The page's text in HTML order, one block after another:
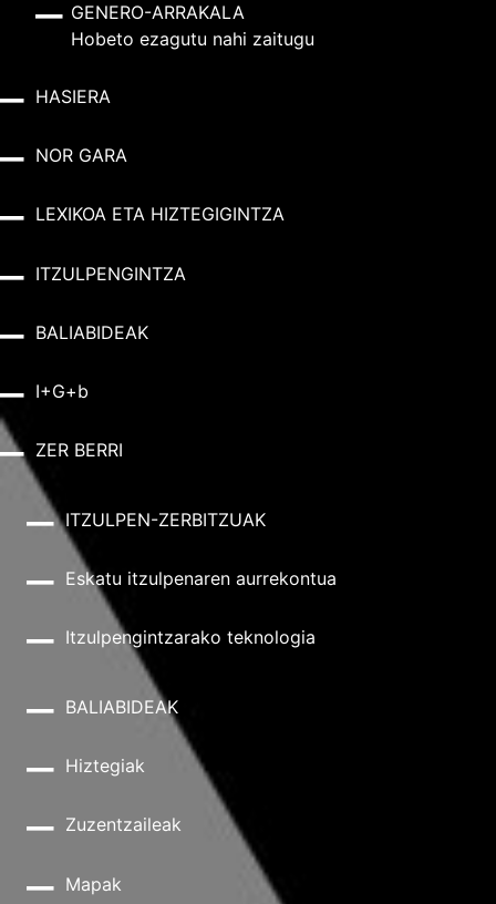
GENERO-ARRAKALA
Hobeto ezagutu nahi zaitugu
HASIERA
NOR GARA
LEXIKOA ETA HIZTEGIGINTZA
ITZULPENGINTZA
BALIABIDEAK
I+G+b
ZER BERRI
ITZULPEN-ZERBITZUAK
Eskatu itzulpenaren aurrekontua
Itzulpengintzarako teknologia
BALIABIDEAK
Hiztegiak
Zuzentzaileak
Mapak